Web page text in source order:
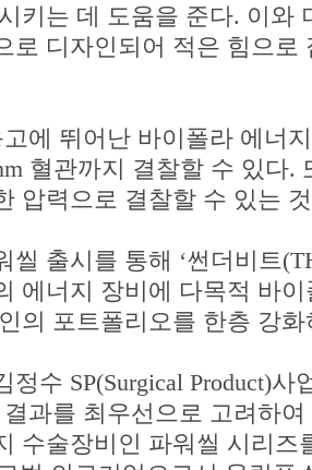
키는 데 도움을 준다. 이와
로 디자인되어 적은 힘으로
에 뛰어난 바이폴라 에너
혈관까지 결찰할 수 있다.
압력으로 결찰할 수 있는
씰 출시를 통해 ‘썬더비트
에너지 장비에 다목적 바
의 포트폴리오를 한층 강
정수 SP(Surgical Product)사
과를 최우선으로 고려하
수술장비인 파워씰 시리즈